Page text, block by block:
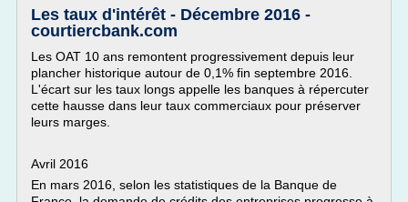
Les taux d'intérêt - Décembre 2016 -
courtiercbank.com
Les OAT 10 ans remontent progressivement depuis leur
plancher historique autour de 0,1% fin septembre 2016.
L'écart sur les taux longs appelle les banques à répercuter
cette hausse dans leur taux commerciaux pour préserver
leurs marges.
Avril 2016
En mars 2016, selon les statistiques de la Banque de